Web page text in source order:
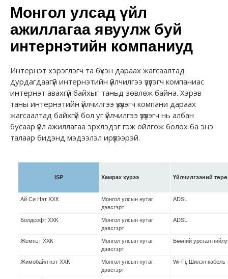
Монгол улсад үйл
ажиллагаа явуулж буй
интернэтийн компаниуд
Интернэт хэрэглэгч та бүхэн дараах жагсаалтад
дурдагдаагүй интернэтийн үйлчилгээ үзүүлэгч компаниас
интернэт авахгүй байхыг таньд зөвлөж байна. Хэрэв
таны интернэтийн үйлчилгээ үзүүлэгч компани дараах
жагсаалтад байхгүй бол уг үйлчилгээ үзүүлэгч нь албан
бусаар үйл ажиллагаа эрхлэдэг гэж ойлгож болох ба энэ
талаар бидэнд мэдээлэл ирүүлээрэй.
ISP Хамрах хүрээ Үйлчилгээний
Ай Си Нэт ХХК
Монгол улсын нутаг
дэвсгэрт
ADSL
Болдсофт ХХК
Монгол улсын нутаг
дэвсгэрт
ADSL
Жемнэт ХХК
Монгол улсын нутаг
дэвсгэрт
Бөөний урсгал
Жимобайл нэт ХХК
Монгол улсын нутаг
дэвсгэрт
Wi-Fi, Шилэн кабель